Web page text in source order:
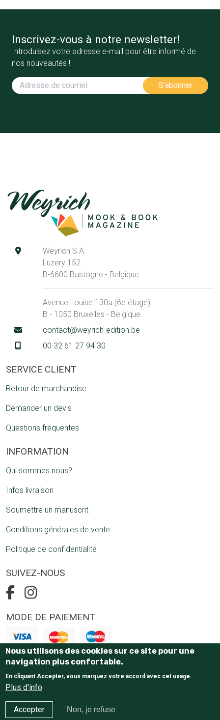
Inscrivez-vous à notre newsletter!
Introduisez votre adresse e-mail pour être informé de
nos nouveautés !
Weyrich S.A.
Luzery 152
B-6600 Bastogne - Belgique
Avenue Louise 130a (6e étage)
B - 1050 Bruxelles - Belgique
contact@weyrich-edition.be
00 32 61 27 94 30
SERVICE CLIENT
Retour de marchandise
Demander un devis
Questions fréquentes
INFORMATION
Qui sommes nous?
Infos livraison
Soumettre un manuscrit
Conditions générales de vente
Politique de confidentialité
SUIVEZ-NOUS
MODE DE PAIEMENT
Paiement 100% sécurisé
E-Commerce website
Nous utilisons des cookies sur ce site pour une
navigation plus confortable.
En cliquant Accepter, vous marquez votre accord avec cet usage.
Plus d'info
Accepter Non, je refuse